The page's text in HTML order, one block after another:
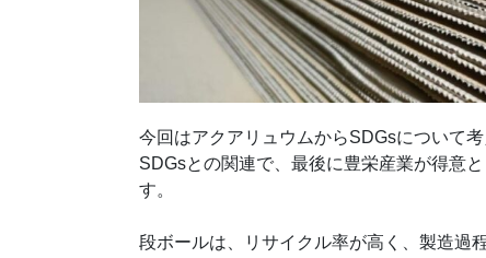
今回はアクアリュウムからSDGsについて考
SDGsとの関連で、最後に豊栄産業が得意
す。
段ボールは、リサイクル率が高く、製造過